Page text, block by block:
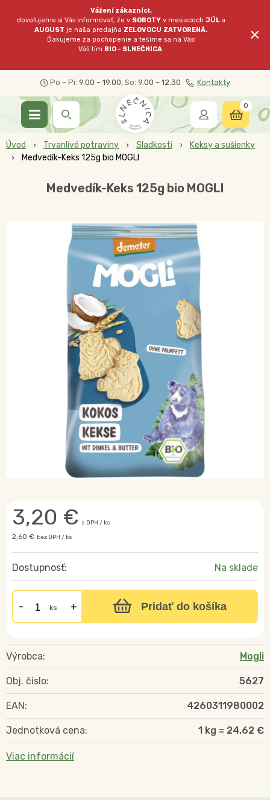
Vážení zákazníci,
dovoľujeme si Vás informovať, že v SOBOTY v mesiacochJÚL a
AUGUST je naša predajňa ZELOVOCU ZATVORENÁ.
Ďakujeme za pochopenie a tešíme sa na Vás!
Váš tím BIO - SLNEČNICA.
×
Po – Pi: 9.00 – 19.00, So: 9.00 – 12.30 Kontakty
0
Úvod Trvanlivé potraviny Sladkosti
Keksy a sušienky
Medvedík-Keks 125g bio MOGLI
Medvedík-Keks 125g bio MOGLI
3,20 € s DPH / ks
2,60 € bez DPH / ks
Dostupnosť: Na sklade
ks Pridať do košíka
Výrobca: Mogli
Obj. čislo: 5627
EAN: 4260311980002
Jednotková cena: 1 kg = 24,62 €
Viac informácií